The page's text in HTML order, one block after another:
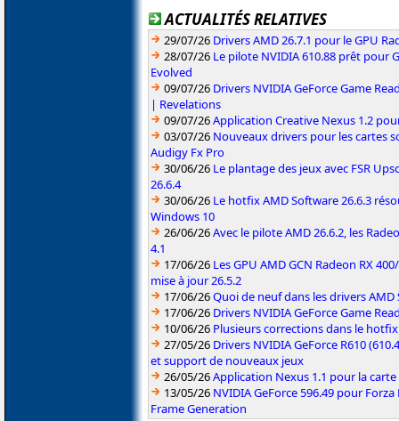
ACTUALITÉS RELATIVES
29/07/26 Drivers AMD 26.7.1 pour le GPU
28/07/26 Le pilote NVIDIA 610.88 prêt pour
Evolved
09/07/26 Drivers NVIDIA GeForce Game
| Revelations
09/07/26Application Creative Nexus 1.2
03/07/26 Nouveaux drivers pour les cartes
Audigy Fx Pro
30/06/26 Le plantage des jeux avec FSR
26.6.4
30/06/26 Le hotfix AMD Software 26.6.3
Windows 10
26/06/26Avec le pilote AMD 26.6.2, les
4.1
17/06/26 Les GPU AMD GCN Radeon RX
mise à jour 26.5.2
17/06/26Quoi de neuf dans les drivers AMD
17/06/26 Drivers NVIDIA GeForce Game
10/06/26 Plusieurs corrections dans le hotfix
27/05/26 Drivers NVIDIA GeForce R610
et support de nouveaux jeux
26/05/26Application Nexus 1.1 pour la
13/05/26 NVIDIA GeForce 596.49 pour
Frame Generation